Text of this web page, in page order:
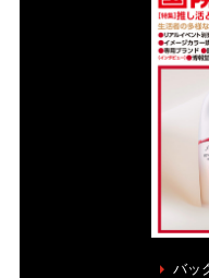
バッ